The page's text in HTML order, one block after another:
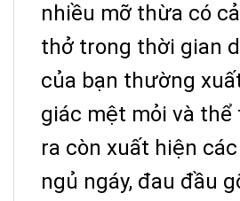
nhiều mỡ thừa có
thở trong thời gian
của bạn thường
giác mệt mỏi và thể
ra còn xuất hiện
ngủ ngáy, đau đầu